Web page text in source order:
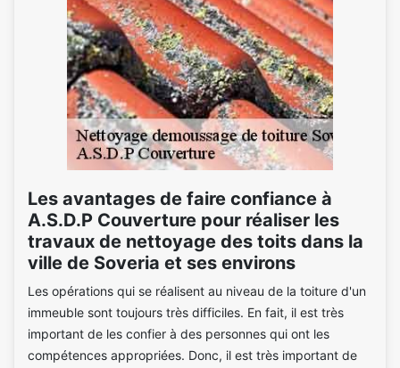
Les avantages de faire confiance à
A.S.D.P Couverture pour réaliser les
travaux de nettoyage des toits dans la
ville de Soveria et ses environs
Les opérations qui se réalisent au niveau de la toiture d'un
immeuble sont toujours très difficiles. En fait, il est très
important de les confier à des personnes qui ont les
compétences appropriées. Donc, il est très important de